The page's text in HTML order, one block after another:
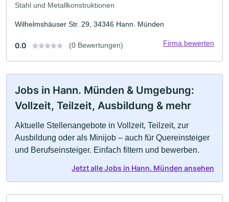
Stahl und Metallkonstruktionen
Wilhelmshäuser Str. 29, 34346 Hann. Münden
0.0 (0 Bewertungen) Firma bewerten
Jobs in Hann. Münden & Umgebung:
Vollzeit, Teilzeit, Ausbildung & mehr
Aktuelle Stellenangebote in Vollzeit, Teilzeit, zur
Ausbildung oder als Minijob – auch für Quereinsteiger
und Berufseinsteiger. Einfach filtern und bewerben.
Jetzt alle Jobs in Hann. Münden ansehen